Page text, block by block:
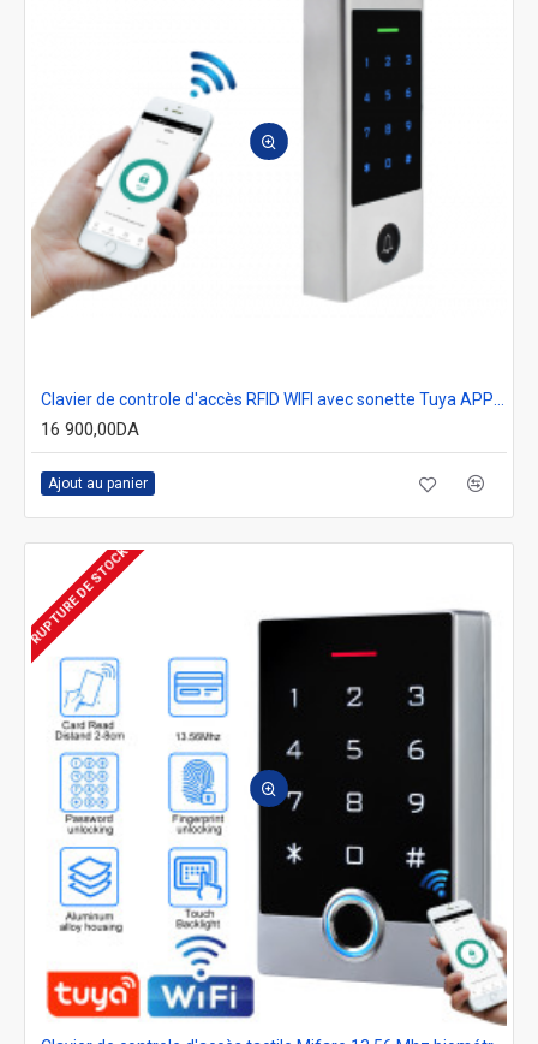
16 900,00DA
Ajout au panier
RUPTURE DE STOCK